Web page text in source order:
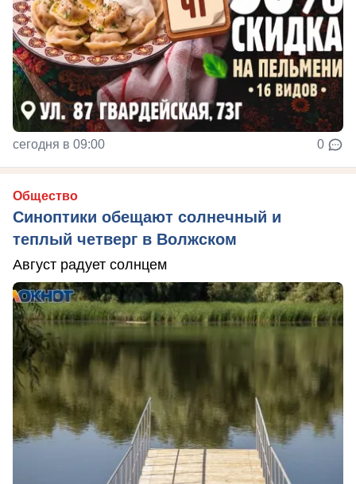
сегодня в 09:00 0
Общество
Синоптики обещают солнечный и
теплый четверг в Волжском
Август радует солнцем